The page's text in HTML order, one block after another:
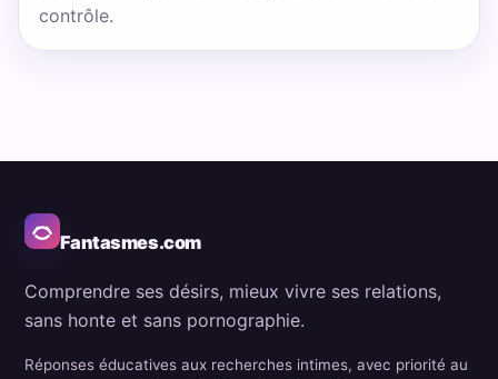
contrôle.
Fantasmes.com
Comprendre ses désirs, mieux vivre ses relations,
sans honte et sans pornographie.
Réponses éducatives aux recherches intimes, avec priorité au